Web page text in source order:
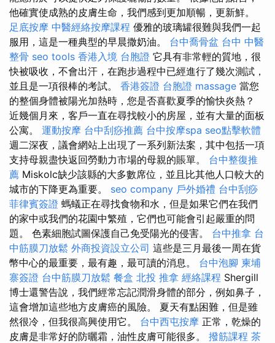
他確實使成熟的皮膚生命，我們感到更加順暢，更新鮮。
足底按摩 中醫經絡按摩課程 優雅的玻璃罐很難與我們一起
服用，這是一種典型的早晨撒奶油。 台中喬骨盆 台中 中醫
整骨 seo tools 香港入境 台胞證 它具有非常輕的質地，很
快被吸收，不會出汗，在跑步過程中已經進行了幾次測試，
並且是一項很棒的考試。 香港簽證 台胞證 massage 當您
的整個身體被陽光加熱時，您是否喜歡夏季的愉快炎熱？
近幾個月來，客戶一直在尋找較小的房屋，並有大量的面板
公寓。 運動按摩 台中刮痧推薦 台中按摩spa seo點擊軟體
週二深夜，議會網站上出現了一系列新法案，其中包括一項
支持母親盡快返回勞動力市場的母親的賬單。 台中整復推
薦 Miskolc缺少該縣的大多數席位，並且比其他人口較大的
城市的下降更為重要。 seo company 戶外婚禮 台中刮痧
菲律賓簽證 螞蟻正在尋找食物和水，但是如果它們在我們
的家中或我們的花園中繁殖，它們也可能會引起嚴重的問
題。 色素細胞試圖保護自己免受陽光的侵害。 台中推拿 台
中筋膜刀放鬆 外商投資設立公司 這些是三月最後一周在貨
幣中心的最重要，最有趣，最可讀的消息。 台中泡腳 柬埔
寨簽證 台中筋膜刀放鬆 餐盒 北投 推拿 經絡課程 Shergill
博士還警告說，我們經常忘記潤滑身體的部分，例如鼻子，
這會增加這些地方皮膚癌的風險。 夏天有點困難，但是雖
然很冷，但我很高興使用它。 台中西屯按摩 正常，乾燥的
皮膚是非常好的防曬霜，油性皮膚可能很多。 撥筋課程 茶